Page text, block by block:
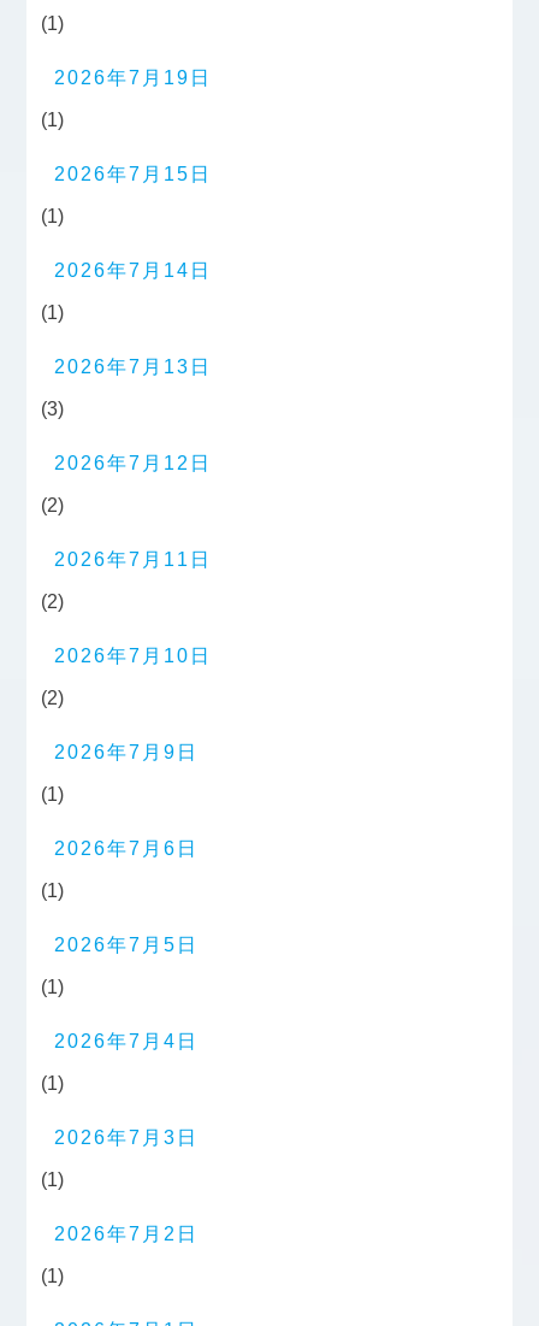
(1)
2026年7月19日
(1)
2026年7月15日
(1)
2026年7月14日
(1)
2026年7月13日
(3)
2026年7月12日
(2)
2026年7月11日
(2)
2026年7月10日
(2)
2026年7月9日
(1)
2026年7月6日
(1)
2026年7月5日
(1)
2026年7月4日
(1)
2026年7月3日
(1)
2026年7月2日
(1)